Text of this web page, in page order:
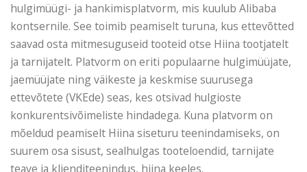
hulgimüügi- ja hankimisplatvorm, mis kuulub Alibaba
kontsernile. See toimib peamiselt turuna, kus ettevõtted
saavad osta mitmesuguseid tooteid otse Hiina tootjatelt
ja tarnijatelt. Platvorm on eriti populaarne hulgimüüjate,
jaemüüjate ning väikeste ja keskmise suurusega
ettevõtete (VKEde) seas, kes otsivad hulgioste
konkurentsivõimeliste hindadega. Kuna platvorm on
mõeldud peamiselt Hiina siseturu teenindamiseks, on
suurem osa sisust, sealhulgas tooteloendid, tarnijate
teave ja klienditeenindus, hiina keeles.